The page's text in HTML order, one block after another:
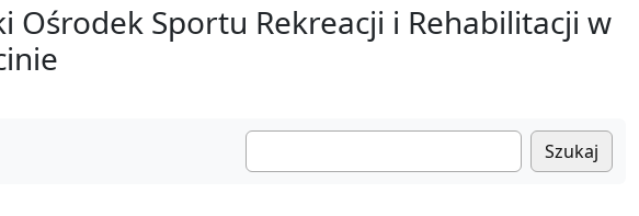
Ośrodek Sportu Rekreacji i Rehabilitacji w
Szukaj